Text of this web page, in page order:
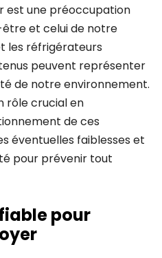
est une préoccupation
et celui de notre
les réfrigérateurs
peuvent représenter
de notre environnement.
rôle crucial en
de ces
éventuelles faiblesses et
pour prévenir tout
pour